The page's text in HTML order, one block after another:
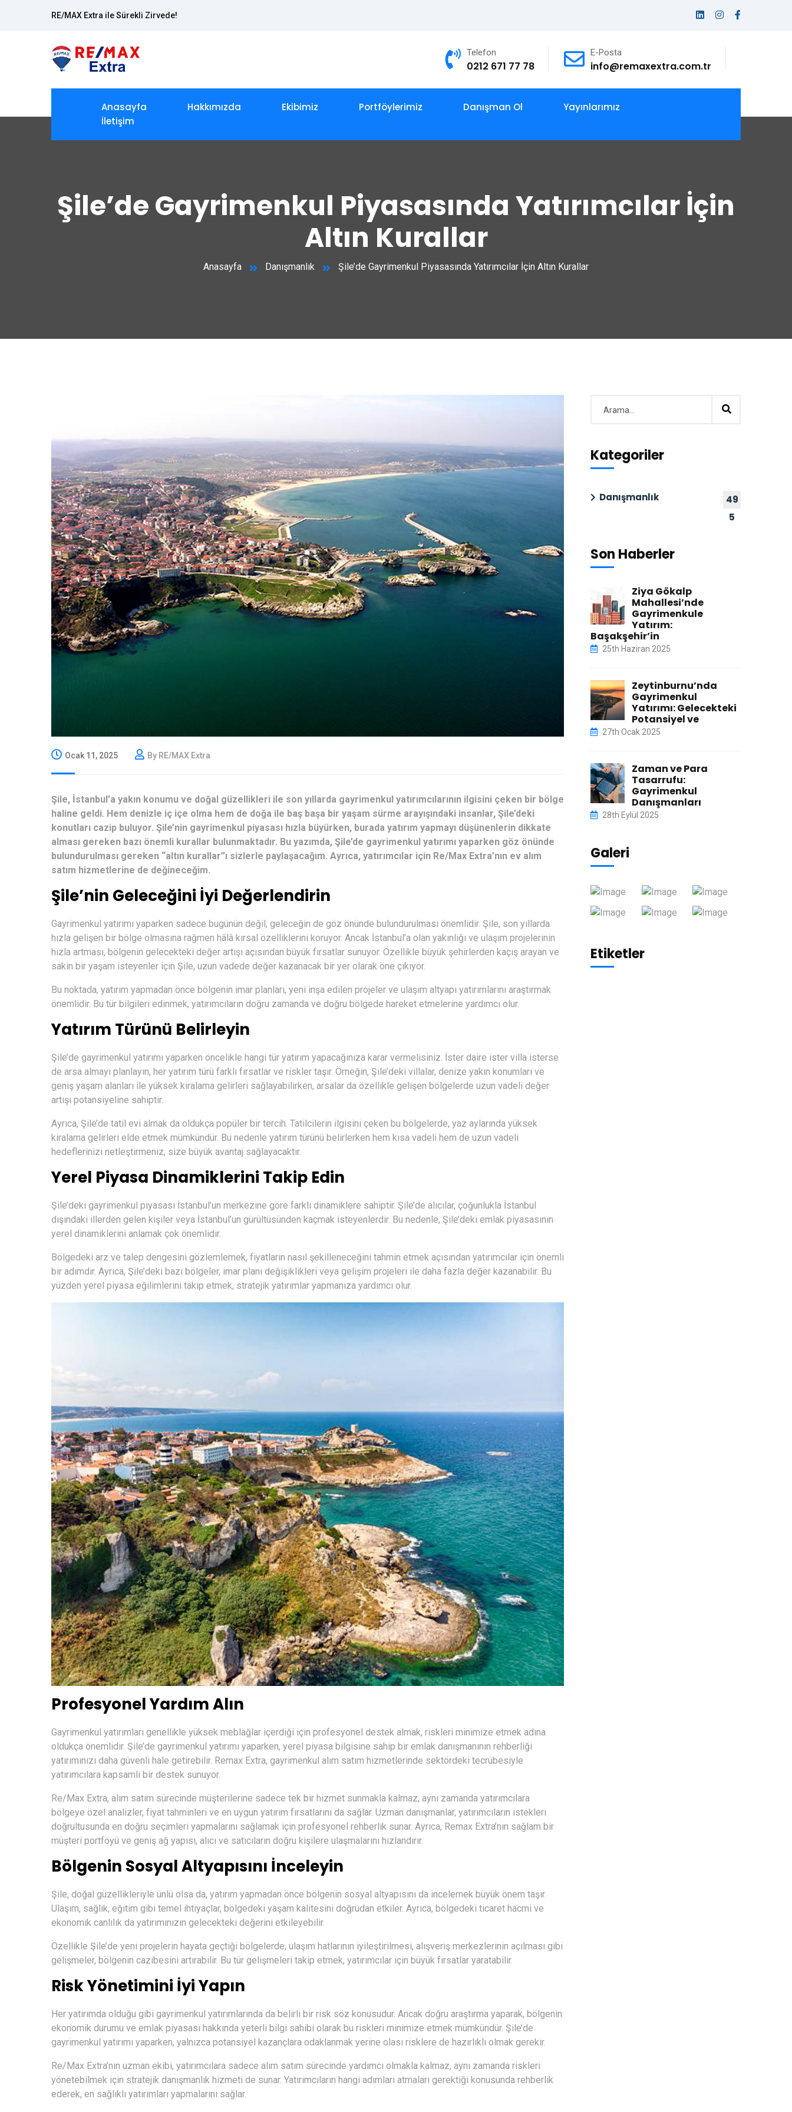
RE/MAX Extra ile Sürekli Zirvede!
Telefon
0212 671 77 78
E-Posta
info@remaxextra.com.tr
Anasayfa Hakkımızda Ekibimiz Portföylerimiz Danışman Ol
Yayınlarımız
İletişim
Şile’de Gayrimenkul Piyasasında Yatırımcılar İçin
Altın Kurallar
Anasayfa Danışmanlık Şile’de Gayrimenkul Piyasasında Yatırımcılar İçin Altın Kurallar
Ocak 11, 2025 By RE/MAX Extra
Şile, İstanbul’a yakın konumu ve doğal güzellikleri ile son yıllarda gayrimenkul yatırımcılarının ilgisini çeken bir bölge
haline geldi. Hem denizle iç içe olma hem de doğa ile baş başa bir yaşam sürme arayışındaki insanlar, Şile’deki
konutları cazip buluyor. Şile’nin gayrimenkul piyasası hızla büyürken, burada yatırım yapmayı düşünenlerin dikkate
alması gereken bazı önemli kurallar bulunmaktadır. Bu yazımda, Şile’de gayrimenkul yatırımı yaparken göz önünde
bulundurulması gereken “altın kurallar”ı sizlerle paylaşacağım. Ayrıca, yatırımcılar için Re/Max Extra’nın ev alım
satım hizmetlerine de değineceğim.
Şile’nin Geleceğini İyi Değerlendirin
Gayrimenkul yatırımı yaparken sadece bugünün değil, geleceğin de göz önünde bulundurulması önemlidir. Şile, son yıllarda
hızla gelişen bir bölge olmasına rağmen hâlâ kırsal özelliklerini koruyor. Ancak İstanbul’a olan yakınlığı ve ulaşım projelerinin
hızla artması, bölgenin gelecekteki değer artışı açısından büyük fırsatlar sunuyor. Özellikle büyük şehirlerden kaçış arayan ve
sakin bir yaşam isteyenler için Şile, uzun vadede değer kazanacak bir yer olarak öne çıkıyor.
Bu noktada, yatırım yapmadan önce bölgenin imar planları, yeni inşa edilen projeler ve ulaşım altyapı yatırımlarını araştırmak
önemlidir. Bu tür bilgileri edinmek, yatırımcıların doğru zamanda ve doğru bölgede hareket etmelerine yardımcı olur.
Yatırım Türünü Belirleyin
Şile’de gayrimenkul yatırımı yaparken öncelikle hangi tür yatırım yapacağınıza karar vermelisiniz. İster daire ister villa isterse
de arsa almayı planlayın, her yatırım türü farklı fırsatlar ve riskler taşır. Örneğin, Şile’deki villalar, denize yakın konumları ve
geniş yaşam alanları ile yüksek kiralama gelirleri sağlayabilirken, arsalar da özellikle gelişen bölgelerde uzun vadeli değer
artışı potansiyeline sahiptir.
Ayrıca, Şile’de tatil evi almak da oldukça popüler bir tercih. Tatilcilerin ilgisini çeken bu bölgelerde, yaz aylarında yüksek
kiralama gelirleri elde etmek mümkündür. Bu nedenle yatırım türünü belirlerken hem kısa vadeli hem de uzun vadeli
hedeflerinizi netleştirmeniz, size büyük avantaj sağlayacaktır.
Yerel Piyasa Dinamiklerini Takip Edin
Şile’deki gayrimenkul piyasası İstanbul’un merkezine göre farklı dinamiklere sahiptir. Şile’de alıcılar, çoğunlukla İstanbul
dışındaki illerden gelen kişiler veya İstanbul’un gürültüsünden kaçmak isteyenlerdir. Bu nedenle, Şile’deki emlak piyasasının
yerel dinamiklerini anlamak çok önemlidir.
Bölgedeki arz ve talep dengesini gözlemlemek, fiyatların nasıl şekilleneceğini tahmin etmek açısından yatırımcılar için önemli
bir adımdır. Ayrıca, Şile’deki bazı bölgeler, imar planı değişiklikleri veya gelişim projeleri ile daha fazla değer kazanabilir. Bu
yüzden yerel piyasa eğilimlerini takip etmek, stratejik yatırımlar yapmanıza yardımcı olur.
Profesyonel Yardım Alın
Gayrimenkul yatırımları genellikle yüksek meblağlar içerdiği için profesyonel destek almak, riskleri minimize etmek adına
oldukça önemlidir. Şile’de gayrimenkul yatırımı yaparken, yerel piyasa bilgisine sahip bir emlak danışmanının rehberliği
yatırımınızı daha güvenli hale getirebilir. Remax Extra, gayrimenkul alım satım hizmetlerinde sektördeki tecrübesiyle
yatırımcılara kapsamlı bir destek sunuyor.
Re/Max Extra, alım satım sürecinde müşterilerine sadece tek bir hizmet sunmakla kalmaz, aynı zamanda yatırımcılara
bölgeye özel analizler, fiyat tahminleri ve en uygun yatırım fırsatlarını da sağlar. Uzman danışmanlar, yatırımcıların istekleri
doğrultusunda en doğru seçimleri yapmalarını sağlamak için profesyonel rehberlik sunar. Ayrıca, Remax Extra’nın sağlam bir
müşteri portföyü ve geniş ağ yapısı, alıcı ve satıcıların doğru kişilere ulaşmalarını hızlandırır.
Bölgenin Sosyal Altyapısını İnceleyin
Şile, doğal güzellikleriyle ünlü olsa da, yatırım yapmadan önce bölgenin sosyal altyapısını da incelemek büyük önem taşır.
Ulaşım, sağlık, eğitim gibi temel ihtiyaçlar, bölgedeki yaşam kalitesini doğrudan etkiler. Ayrıca, bölgedeki ticaret hacmi ve
ekonomik canlılık da yatırımınızın gelecekteki değerini etkileyebilir.
Özellikle Şile’de yeni projelerin hayata geçtiği bölgelerde, ulaşım hatlarının iyileştirilmesi, alışveriş merkezlerinin açılması gibi
gelişmeler, bölgenin cazibesini artırabilir. Bu tür gelişmeleri takip etmek, yatırımcılar için büyük fırsatlar yaratabilir.
Risk Yönetimini İyi Yapın
Her yatırımda olduğu gibi gayrimenkul yatırımlarında da belirli bir risk söz konusudur. Ancak doğru araştırma yaparak, bölgenin
ekonomik durumu ve emlak piyasası hakkında yeterli bilgi sahibi olarak bu riskleri minimize etmek mümkündür. Şile’de
gayrimenkul yatırımı yaparken, yalnızca potansiyel kazançlara odaklanmak yerine olası risklere de hazırlıklı olmak gerekir.
Re/Max Extra’nın uzman ekibi, yatırımcılara sadece alım satım sürecinde yardımcı olmakla kalmaz, aynı zamanda riskleri
yönetebilmek için stratejik danışmanlık hizmeti de sunar. Yatırımcıların hangi adımları atmaları gerektiği konusunda rehberlik
ederek, en sağlıklı yatırımları yapmalarını sağlar.
Kategoriler
Danışmanlık
49
5
Son Haberler
Ziya Gökalp
Mahallesi’nde
Gayrimenkule
Yatırım:
Başakşehir’in
25th Haziran 2025
Zeytinburnu’nda
Gayrimenkul
Yatırımı: Gelecekteki
Potansiyel ve
27th Ocak 2025
Zaman ve Para
Tasarrufu:
Gayrimenkul
Danışmanları
28th Eylül 2025
Galeri
Etiketler